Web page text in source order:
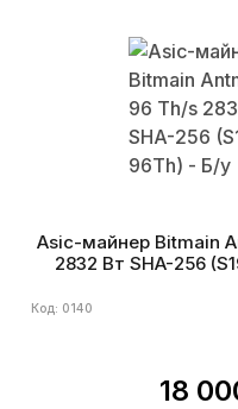
Asic-майнер Bitmain
2832 Вт SHA-256
Код: 0140
18